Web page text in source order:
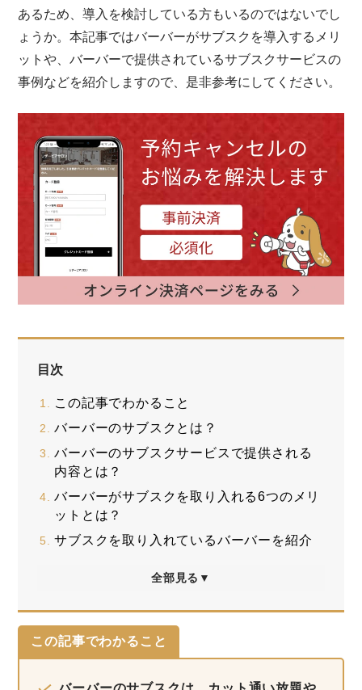
あるため、導入を検討している方もいるのではないでし
ょうか。本記事ではバーバーがサブスクを導入するメリ
ットや、バーバーで提供されているサブスクサービスの
事例などを紹介しますので、是非参考にしてください。
目次
この記事でわかること
バーバーのサブスクとは？
バーバーのサブスクサービスで提供される
内容とは？
バーバーがサブスクを取り入れる6つのメリ
ットとは？
サブスクを取り入れているバーバーを紹介
全部見る▼
この記事でわかること